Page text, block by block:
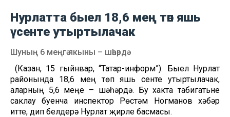
Нурлатта быел 18,6 мең төп яшь
үсенте утыртылачак
Шуның 6 меңгә якыны – шәһәрдә
(Казан, 15 гыйнвар, “Татар-информ”). Быел Нурлат
районында 18,6 мең төп яшь үсенте утыртылачак,
аларның 5,6 меңе – шәһәрдә. Бу хакта табигатьне
саклау буенча инспектор Рөстәм Ногманов хәбәр
итте, дип белдерә Нурлат җирле басмасы.